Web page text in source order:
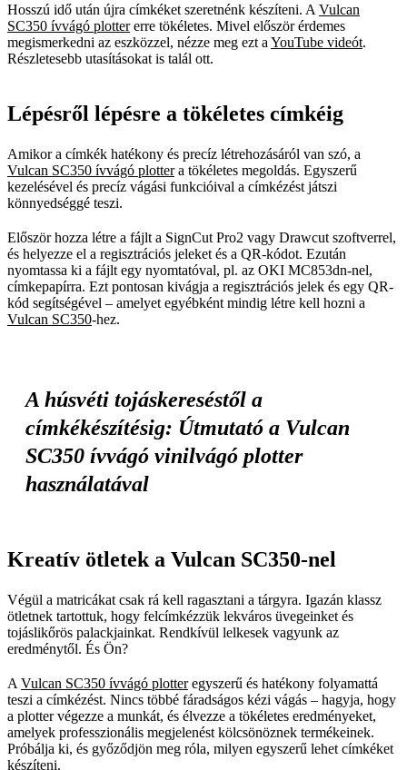
Hosszú idő után újra címkéket szeretnénk készíteni. A Vulcan
SC350 ívvágó plottererre tökéletes. Mivel először érdemes
megismerkedni az eszközzel, nézze meg ezt a YouTube videót.
Részletesebb utasításokat is talál ott.
Lépésről lépésre a tökéletes címkéig
Amikor a címkék hatékony és precíz létrehozásáról van szó, a
Vulcan SC350 ívvágó plottera tökéletes megoldás. Egyszerű
kezelésével és precíz vágási funkcióival a címkézést játszi
könnyedséggé teszi.
Először hozza létre a fájlt a SignCut Pro2 vagy Drawcut szoftverrel,
és helyezze el a regisztrációs jeleket és a QR-kódot. Ezután
nyomtassa ki a fájlt egy nyomtatóval, pl. az OKI MC853dn-nel,
címkepapírra. Ezt pontosan kivágja a regisztrációs jelek és egy QR-
kód segítségével – amelyet egyébként mindig létre kell hozni a
Vulcan SC350-hez.
A húsvéti tojáskereséstől a
címkékészítésig: Útmutató a Vulcan
SC350 ívvágó vinilvágó plotter
használatával
Kreatív ötletek a Vulcan SC350-nel
Végül a matricákat csak rá kell ragasztani a tárgyra. Igazán klassz
ötletnek tartottuk, hogy felcímkézzük lekváros üvegeinket és
tojáslikőrös palackjainkat. Rendkívül lelkesek vagyunk az
eredménytől. És Ön?
A Vulcan SC350 ívvágó plotteregyszerű és hatékony folyamattá
teszi a címkézést. Nincs többé fáradságos kézi vágás – hagyja, hogy
a plotter végezze a munkát, és élvezze a tökéletes eredményeket,
amelyek professzionális megjelenést kölcsönöznek termékeinek.
Próbálja ki, és győződjön meg róla, milyen egyszerű lehet címkéket
készíteni.